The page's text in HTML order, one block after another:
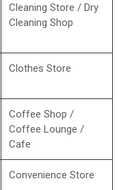
Cleaning Store / Dry
Cleaning Shop
Clothes Store
Coffee Shop /
Coffee Lounge /
Cafe
Convenience Store